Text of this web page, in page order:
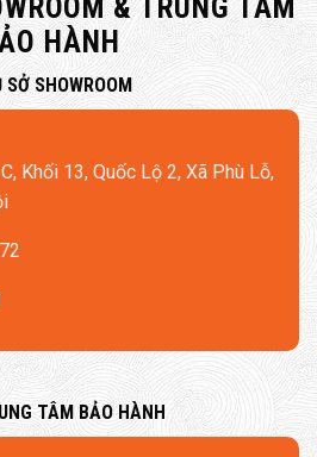
& TRUNG TÂM
HÀNH
SỞ SHOWROOM
Khối 13, Quốc Lộ 2, Xã Phù Lỗ,
TÂM BẢO HÀNH